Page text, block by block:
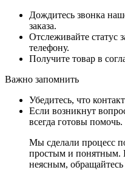
Дождитесь звонка
заказа.
Отслеживайте статус
телефону.
Получите товар в
Важно запомнить
Убедитесь, что
Если возникнут
всегда готовы помочь.
Мы сделали процесс
простым и понятным.
неясным,